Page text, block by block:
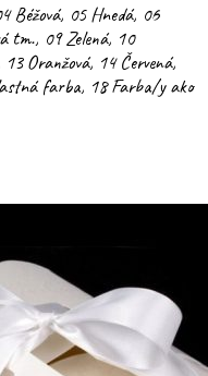
Béžová, 05 Hnedá, 06
tm., 09 Zelená, 10
Oranžová, 14 Červená,
farba, 18 Farba/y ako